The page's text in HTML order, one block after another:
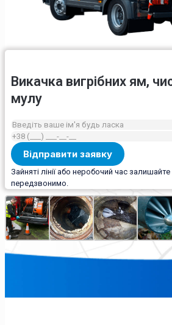
Викачка вигрібних ям,
мулу
Зайняті лінії або неробочий час
передзвонимо.